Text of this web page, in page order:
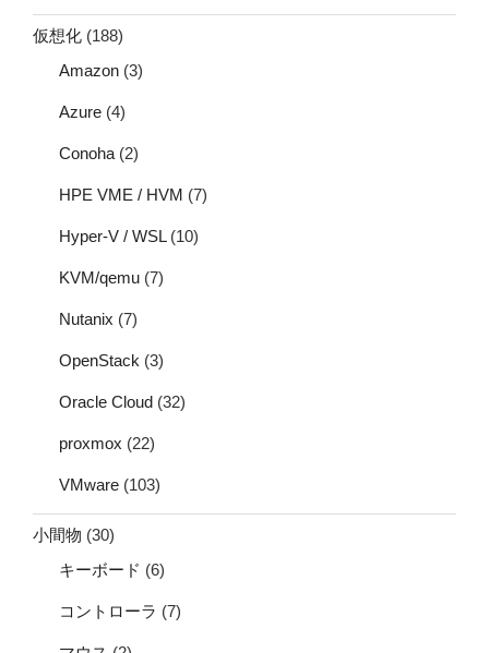
仮想化 (188)
Amazon (3)
Azure (4)
Conoha (2)
HPE VME / HVM (7)
Hyper-V / WSL(10)
KVM/qemu (7)
Nutanix (7)
OpenStack (3)
Oracle Cloud (32)
proxmox (22)
VMware (103)
小間物 (30)
キーボード (6)
コントローラ (7)